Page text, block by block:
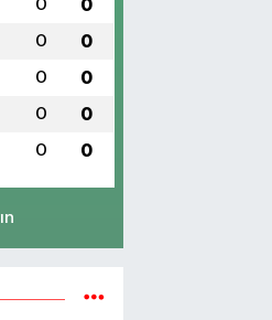
0 0
0 0
0 0
0 0
0 0